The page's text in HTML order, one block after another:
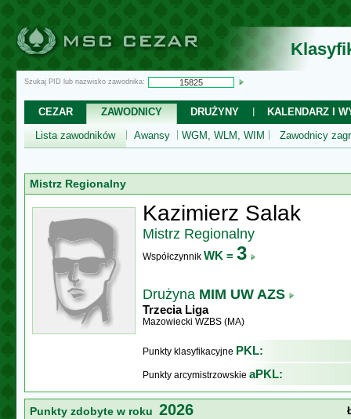
Szukaj PID lub nazwisko zawodnika:
CEZAR ZAWODNICY DRUŻYNY
KALENDARZ I
Lista zawodników
Awansy WGM, WLM, WIM Zawodnicy
Mistrz Regionalny
Kazimierz Salak
Mistrz Regionalny
Współczynnik WK = 3
Drużyna MIM UW AZS
Trzecia Liga
Mazowiecki WZBS (MA)
Punkty klasyfikacyjne PKL:
Punkty arcymistrzowskie aPKL:
Punkty zdobyte w roku 2026